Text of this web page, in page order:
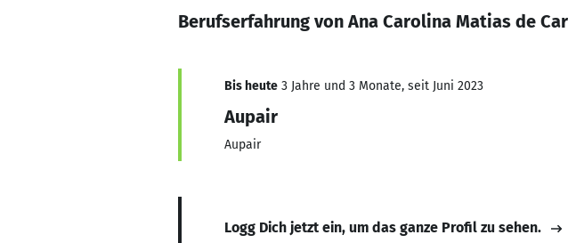
Berufserfahrung von Ana Carolina Matias de
Bis heute 3 Jahre und 3 Monate, seit Juni 2023
Aupair
Aupair
Logg Dich jetzt ein, um das ganze Profil zu sehen.